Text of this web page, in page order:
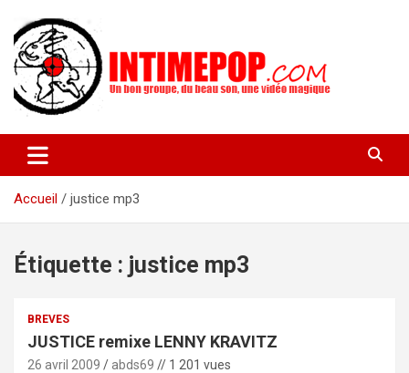
contenu
intimepop.com
actuelles pop rock, post-rock, indé sur Lyon. rock pop concert
lyon
Accueil
justice mp3
Étiquette : justice mp3
BREVES
JUSTICE remixe LENNY KRAVITZ
26 avril 2009 abds69 // 1 201 vues